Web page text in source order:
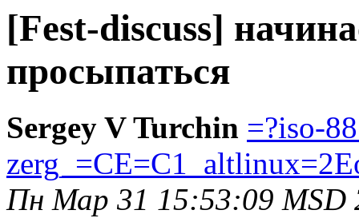
[Fest-discuss]
просыпаться
Sergey V Turchin =?iso-
Пн Мар 31 15:53:09 MSD